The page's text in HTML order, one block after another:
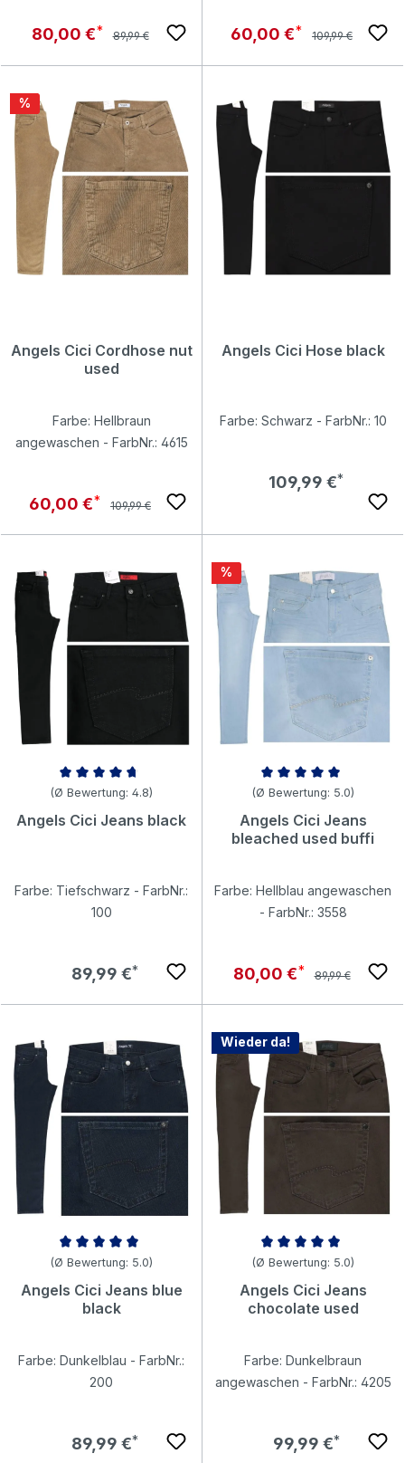
Verkaufspreis:
80,00 € Regulärer Preis:
89,99 € Verkaufspreis:
60,00 € Regulärer Preis:
109,99 €
Rabatt
%
Angels Cici Cordhose nut
used
Farbe: Hellbraun
angewaschen - FarbNr.: 4615
Verkaufspreis:
60,00 € Regulärer Preis:
109,99 €
Angels Cici Hose black
Farbe: Schwarz - FarbNr.: 10
Regulärer Preis:
109,99 €
Durchschnittliche Bewertung von 4.81 von 5 Sternen
(Ø Bewertung: 4.8)
Angels Cici Jeans black
Farbe: Tiefschwarz - FarbNr.:
100
Regulärer Preis:
89,99 €
Rabatt
%
Durchschnittliche Bewertung
(Ø Bewertung: 5.0)
Angels Cici Jeans
bleached used buffi
Farbe: Hellblau angewaschen
- FarbNr.: 3558
Verkaufspreis:
80,00 € Regulärer Preis:
89,99 €
Durchschnittliche Bewertung von 4.98 von 5 Sternen
(Ø Bewertung: 5.0)
Angels Cici Jeans blue
black
Farbe: Dunkelblau - FarbNr.:
200
Regulärer Preis:
89,99 €
Wieder da!
Durchschnittliche Bewertung
(Ø Bewertung: 5.0)
Angels Cici Jeans
chocolate used
Farbe: Dunkelbraun
angewaschen - FarbNr.: 4205
Regulärer Preis:
99,99 €